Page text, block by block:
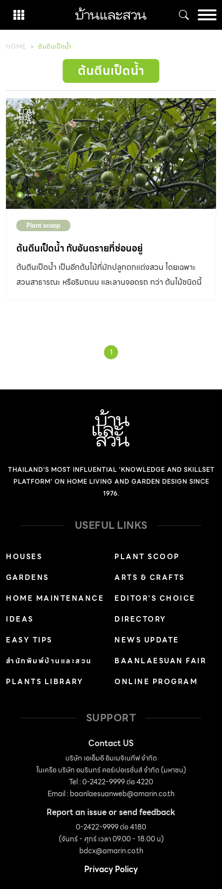
content
HOME ต้นตีนเป็ดน้ำ
ต้นตีนเป็ดน้ำ
Plant scoop
ต้นตีนเป็ดน้ำ กับอันตรายที่ซ่อนอยู่
ต้นตีนเป็ดน้ำ เป็นอีกต้นไม้ที่มักปลูกตกแต่งสวน โดยเฉพาะ
สวนสาธารณะ หรือริมถนน และลานจอดรถ ทว่า ต้นไม้ชนิดนี้
1
THAILAND'S MOST INFLUENTIAL 'KNOWLEDGE AND SKILLSET
PLATFORM' ON HOME LIVING AND GARDEN DESIGN SINCE
1976.
USEFUL LINKS
HOUSES
GARDENS
HOME MAINTENANCE
IDEAS
EASY TIPS
สำนักพิมพ์บ้านและสวน
PLANTS LIBRARY
PLANT SCOOP
ARTS & CRAFTS
EDITOR’S CHOICE
DIRECTORY
NEWS UPDATE
BAANLAESUAN FAIR
ONLINE PROGRAM
SUPPORT
Contact US
บริษัท เอเอ็มอี อิมเมจิเนทีฟ จำกัด
ในเครือ บริษัท อมรินทร์ คอร์เปอเรชั่นส์ จำกัด (มหาชน)
Tel : 0-2422-9999 ต่อ 4220
Email :baanlaesuanweb@amarin.co.th
Report an issue or send feedback
0-2422-9999 ต่อ 4180
(จันทร์ - ศุกร์ เวลา 09.00 - 18.00 น)
bdcx@amarin.co.th
Privacy Policy